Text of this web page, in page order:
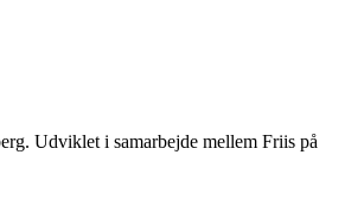
Udviklet i samarbejde mellem Friis på